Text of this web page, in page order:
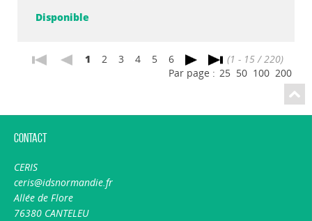
Disponible
1 2 3 4 5 6
(1 - 15 / 220)
Par page : 25 50 100 200
Contact
CERIS
ceris@idsnormandie.fr
Allée de Flore
76380 CANTELEU